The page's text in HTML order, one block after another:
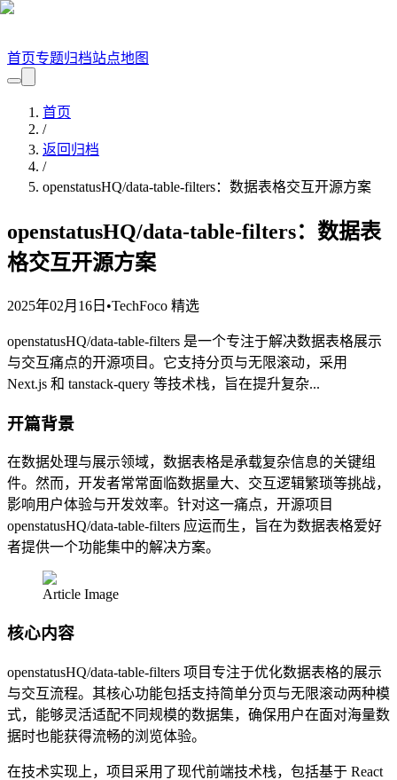
首页专题归档站点地图
首页
/
返回归档
/
openstatusHQ/data-table-filters：数据表格交互开源方案
openstatusHQ/data-table-filters：数据表
格交互开源方案
2025年02月16日 •TechFoco 精选
openstatusHQ/data-table-filters 是一个专注于解决数据表格展示
与交互痛点的开源项目。它支持分页与无限滚动，采用
Next.js 和 tanstack-query 等技术栈，旨在提升复杂...
开篇背景
在数据处理与展示领域，数据表格是承载复杂信息的关键组
件。然而，开发者常常面临数据量大、交互逻辑繁琐等挑战，
影响用户体验与开发效率。针对这一痛点，开源项目
openstatusHQ/data-table-filters 应运而生，旨在为数据表格爱好
者提供一个功能集中的解决方案。
Article Image
核心内容
openstatusHQ/data-table-filters 项目专注于优化数据表格的展示
与交互流程。其核心功能包括支持简单分页与无限滚动两种模
式，能够灵活适配不同规模的数据集，确保用户在面对海量数
据时也能获得流畅的浏览体验。
在技术实现上，项目采用了现代前端技术栈，包括基于 React